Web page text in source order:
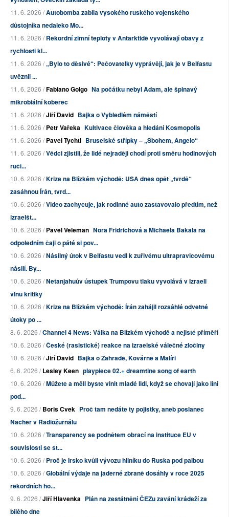
11. 6. 2026 /Autobomba zabila vysokého ruského vojenského
důstojníka nedaleko Mo...
11. 6. 2026 /Rekordní zimní teploty v Antarktidě vyvolávají obavy z
rychlosti kl...
11. 6. 2026 /„Bylo to děsivé“: Pečovatelky vyprávějí, jak je v Belfastu
uvěznil ...
11. 6. 2026 /Fabiano Golgo Na počátku nebyl Adam, ale špinavý
mikrobiální koberec
11. 6. 2026 /Jiří David Bajka o Vybledlém náměstí
11. 6. 2026 /Petr Vařeka Kultivace člověka a hledání Kosmopolis
11. 6. 2026 /Pavel Tychtl Bruselské střípky – „Sbohem, Angelo“
11. 6. 2026 /Vědci zjistili, že lidé nejraději chodí proti směru hodinových
ruči...
10. 6. 2026 /Krize na Blízkém východě: USA dnes opět „tvrdě“
zasáhnou Írán, tvrd...
10. 6. 2026 /Video zachycuje, jak rodinné auto zastavovalo předtím, než
izraelšt...
10. 6. 2026 /Pavel Veleman Nora Fridrichová a Michaela Bakala na
odpoledním čaji o páté si pov...
10. 6. 2026 /Násilný útok v Belfastu vedl k zuřivému ultrapravicovému
násilí. By...
10. 6. 2026 /Netanjahuův ústupek Trumpovu tlaku vyvolává v Izraeli
vlnu kritiky
10. 6. 2026 /Krize na Blízkém východě: Írán zahájil rozsáhlé odvetné
útoky po ...
8. 6. 2026 /Channel 4 News: Válka na Blízkém východě a nejisté příměří
10. 6. 2026 /České (rasistické) reakce na izraelské válečné zločiny
10. 6. 2026 /Jiří David Bajka o Zahradě, Kovárně a Malíři
6. 6. 2026 /Lesley Keen playpiece 02.+ dreamtine song of earth
10. 6. 2026 /Můžete a měli byste vinit mladé lidi, když se chovají jako líní
pod...
9. 6. 2026 /Boris Cvek Proč tam nedáte ty pojistky, aneb poslanec
Nacher v Radiožurnálu
10. 6. 2026 /Transparency se podnětem obrací na instituce EU v
souvislosti se st...
10. 6. 2026 /Proč je Irsko kvůli vývozu hliníku do Ruska pod palbou
10. 6. 2026 /Globální výdaje na jaderné zbraně dosáhly v roce 2025
rekordních ho...
9. 6. 2026 /Jiří Hlavenka Plán na zestátnění ČEZu zavání krádeží za
bílého dne